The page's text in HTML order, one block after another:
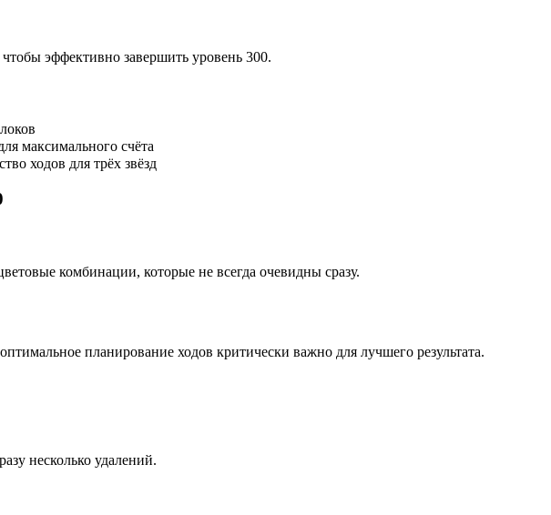
эффективно завершить уровень 300.
максимального счёта
ходов для трёх звёзд
комбинации, которые не всегда очевидны сразу.
планирование ходов критически важно для лучшего результата.
несколько удалений.